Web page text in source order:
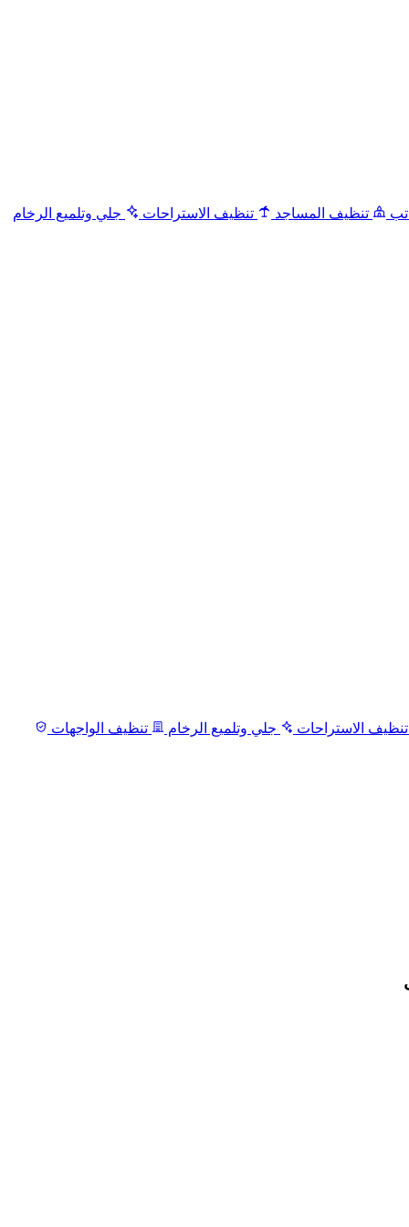
تنظيف المساجد تنظيف الاستراحات
جلي وتلميع الرخام
تنظيف الاستراحات جلي وتلميع الرخام
تنظيف الواجهات